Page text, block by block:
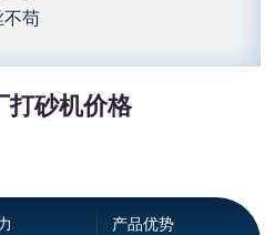
不苟
打砂机价格
产品优势